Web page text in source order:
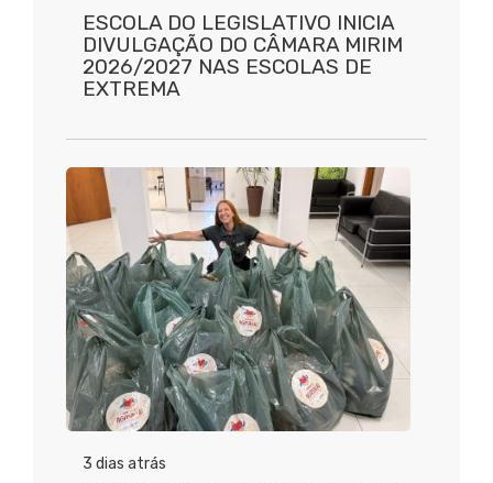
ESCOLA DO LEGISLATIVO INICIA
DIVULGAÇÃO DO CÂMARA MIRIM
2026/2027 NAS ESCOLAS DE
EXTREMA
3 dias atrás